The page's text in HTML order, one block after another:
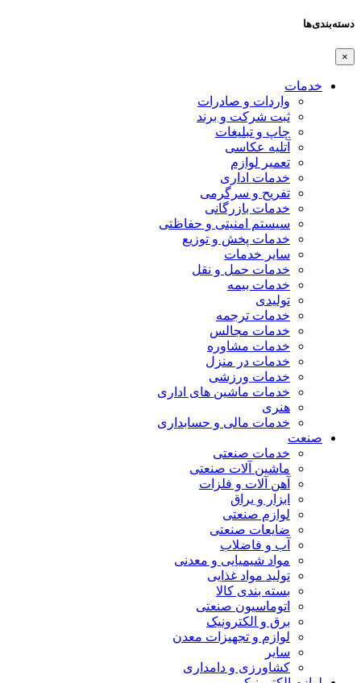
دسته‌بندی‌ها
×
خدمات
واردات و صادرات
ثبت شرکت و برند
چاپ و تبلیغات
آتلیه عکاسی
تعمیر لوازم
خدمات اداری
تفریح و سرگرمی
خدمات بازرگانی
سیستم امنیتی و حفاظتی
خدمات پخش و توزیع
سایر خدمات
خدمات حمل و نقل
خدمات بیمه
تولیدی
خدمات ترجمه
خدمات مجالس
خدمات مشاوره
خدمات در منزل
خدمات ورزشی
خدمات ماشین های اداری
هنری
خدمات مالی و حسابداری
صنعت
خدمات صنعتی
ماشین آلات صنعتی
آهن آلات و فلزات
ابزار و یراق
لوازم صنعتی
ضایعات صنعتی
آب و فاضلاب
مواد شیمیایی و معدنی
تولید مواد غذایی
بسته بندی کالا
اتوماسیون صنعتی
برق و الکترونیک
لوازم و تجهیزات معدن
سایر
کشاورزی و دامداری